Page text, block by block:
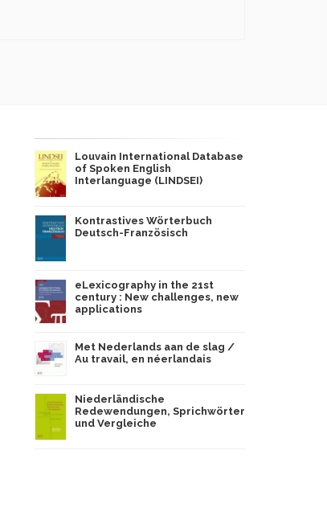
Louvain International Database
of Spoken English
Interlanguage (LINDSEI)
Kontrastives Wörterbuch
Deutsch-Französisch
eLexicography in the 21st
century : New challenges, new
applications
Met Nederlands aan de slag /
Au travail, en néerlandais
Niederländische
Redewendungen, Sprichwörter
und Vergleiche